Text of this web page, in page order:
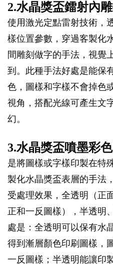
2.水晶獎盃鐳射內
使用激光定點雷射技術，
樣位置參數，穿過客製化
間雕刻做字的手法，視覺
到。此種手法好處是能保
色，圖樣和字樣不會掉色
視角，搭配光線可產生文
幻。
3.水晶獎盃噴墨彩
是將圖樣或字樣印製在特
製化水晶獎盃表層的手法
受處理效果，全透明（正
正和一反圖樣），半透明
處是：全透明可以保有水
得到漸層顏色印刷圖樣，
一反圖樣；半透明能讓印